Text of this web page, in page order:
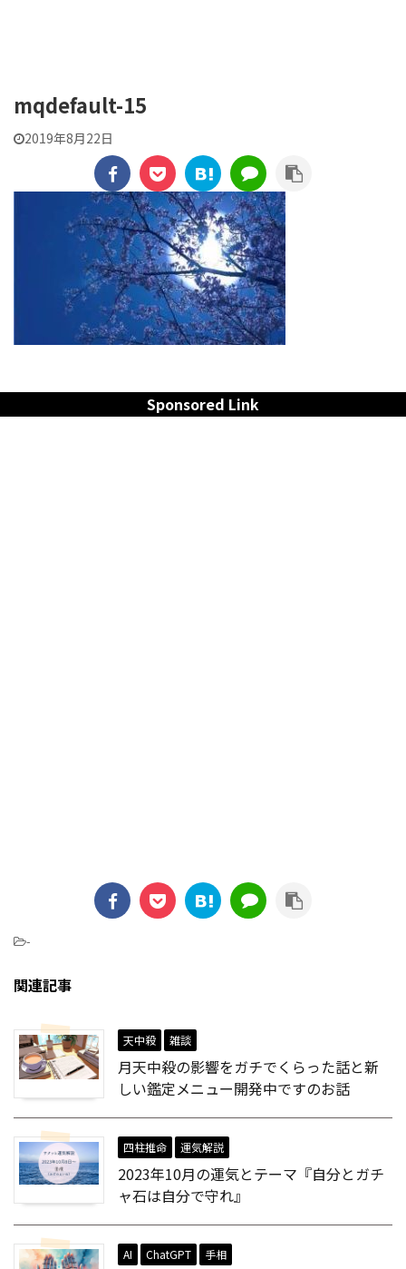
mqdefault-15
2019年8月22日
Sponsored Link
-
関連記事
天中殺 雑談
月天中殺の影響をガチでくらった話と新
しい鑑定メニュー開発中ですのお話
四柱推命 運気解説
2023年10月の運気とテーマ『自分とガチ
ャ石は自分で守れ』
AI ChatGPT 手相